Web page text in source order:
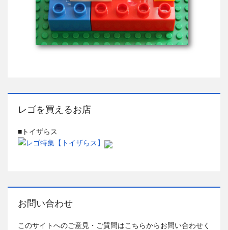
レゴを買えるお店
■トイザらス
お問い合わせ
このサイトへのご意見・ご質問はこちらからお問い合わせく